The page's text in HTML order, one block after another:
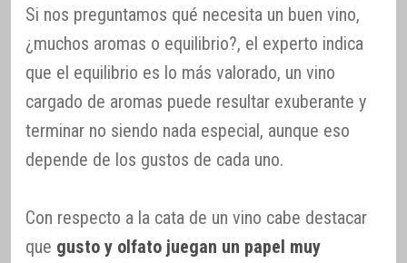
Si nos preguntamos qué necesita un buen vino,
¿muchos aromas o equilibrio?, el experto indica
que el equilibrio es lo más valorado, un vino
cargado de aromas puede resultar exuberante y
terminar no siendo nada especial, aunque eso
depende de los gustos de cada uno.
Con respecto a la cata de un vino cabe destacar
que gusto y olfato juegan un papel muy